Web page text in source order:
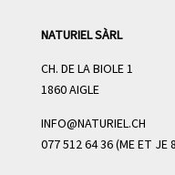
NATURIEL SÀRL
CH. DE LA BIOLE 1
1860 AIGLE
INFO@NATURIEL.CH
077 512 64 36 (ME ET JE